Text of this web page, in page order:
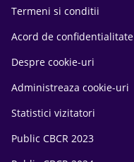
Termeni si conditii
Acord de confidentialitate
Despre cookie-uri
Administreaza cookie-uri
Statistici vizitatori
Public CBCR 2023